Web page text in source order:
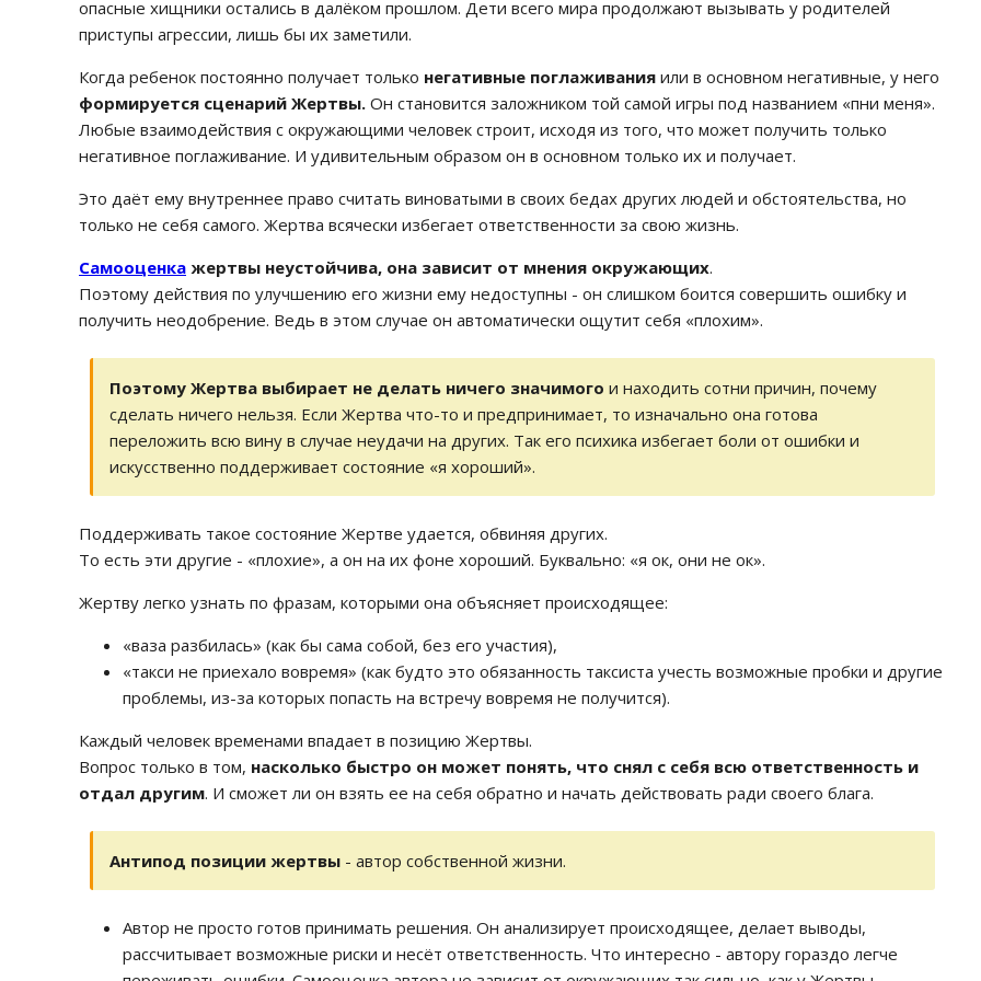
опасные хищники остались в далёком прошлом. Дети всего мира продолжают вызывать у родителей
приступы агрессии, лишь бы их заметили.
Когда ребенок постоянно получает только негативные поглаживания или в основном негативные, у него
формируется сценарий Жертвы. Он становится заложником той самой игры под названием «пни меня».
Любые взаимодействия с окружающими человек строит, исходя из того, что может получить только
негативное поглаживание. И удивительным образом он в основном только их и получает.
Это даёт ему внутреннее право считать виноватыми в своих бедах других людей и обстоятельства, но
только не себя самого. Жертва всячески избегает ответственности за свою жизнь.
Самооценка жертвы неустойчива, она зависит от мнения окружающих.
Поэтому действия по улучшению его жизни ему недоступны - он слишком боится совершить ошибку и
получить неодобрение. Ведь в этом случае он автоматически ощутит себя «плохим».
Поэтому Жертва выбирает не делать ничего значимого и находить сотни причин, почему
сделать ничего нельзя. Если Жертва что-то и предпринимает, то изначально она готова
переложить всю вину в случае неудачи на других. Так его психика избегает боли от ошибки и
искусственно поддерживает состояние «я хороший».
Поддерживать такое состояние Жертве удается, обвиняя других.
То есть эти другие - «плохие», а он на их фоне хороший. Буквально: «я ок, они не ок».
Жертву легко узнать по фразам, которыми она объясняет происходящее:
«ваза разбилась» (как бы сама собой, без его участия),
«такси не приехало вовремя» (как будто это обязанность таксиста учесть возможные пробки и другие
проблемы, из-за которых попасть на встречу вовремя не получится).
Каждый человек временами впадает в позицию Жертвы.
Вопрос только в том, насколько быстро он может понять, что снял с себя всю ответственность и
отдал другим. И сможет ли он взять ее на себя обратно и начать действовать ради своего блага.
Антипод позиции жертвы - автор собственной жизни.
Автор не просто готов принимать решения. Он анализирует происходящее, делает выводы,
рассчитывает возможные риски и несёт ответственность. Что интересно - автору гораздо легче